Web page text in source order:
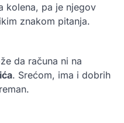
kolena, pa je njegov
znakom pitanja.
da računa ni na
. Srećom, ima i dobrih